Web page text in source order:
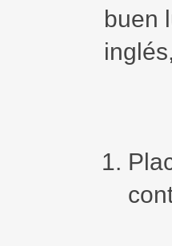
buen